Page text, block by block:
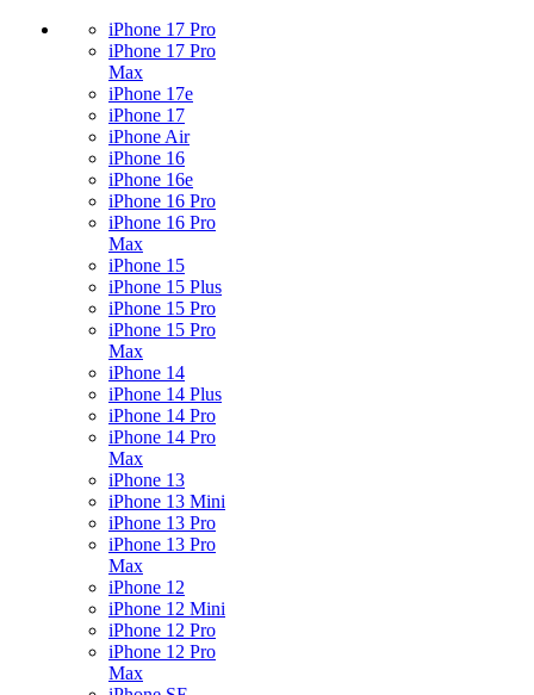
iPhone 17 Pro
iPhone 17 Pro
Max
iPhone 17e
iPhone 17
iPhone Air
iPhone 16
iPhone 16e
iPhone 16 Pro
iPhone 16 Pro
Max
iPhone 15
iPhone 15 Plus
iPhone 15 Pro
iPhone 15 Pro
Max
iPhone 14
iPhone 14 Plus
iPhone 14 Pro
iPhone 14 Pro
Max
iPhone 13
iPhone 13 Mini
iPhone 13 Pro
iPhone 13 Pro
Max
iPhone 12
iPhone 12 Mini
iPhone 12 Pro
iPhone 12 Pro
Max